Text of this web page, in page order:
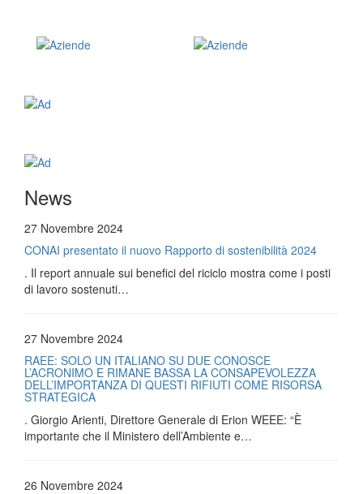
News
27 Novembre 2024
CONAI presentato il nuovo Rapporto di sostenibilità 2024
. Il report annuale sui benefici del riciclo mostra come i posti
di lavoro sostenuti…
27 Novembre 2024
RAEE: SOLO UN ITALIANO SU DUE CONOSCE
L’ACRONIMO E RIMANE BASSA LA CONSAPEVOLEZZA
DELL’IMPORTANZA DI QUESTI RIFIUTI COME RISORSA
STRATEGICA
. Giorgio Arienti, Direttore Generale di Erion WEEE: “È
importante che il Ministero dell’Ambiente e…
26 Novembre 2024